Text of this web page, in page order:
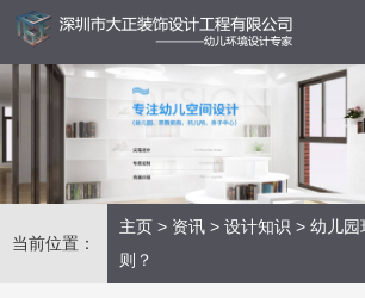
当前位置：
主页 > 资讯 > 设计知识 > 幼儿园
则？